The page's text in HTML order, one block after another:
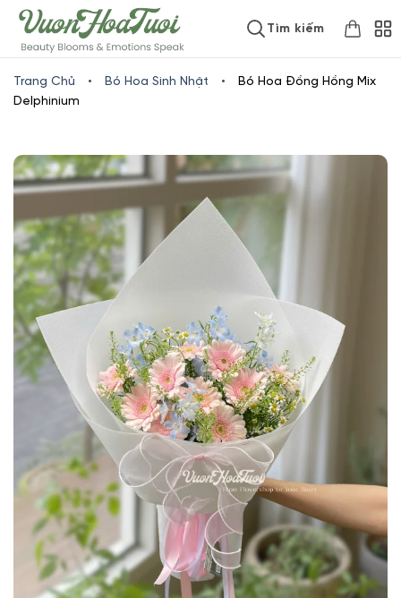
www.vuonhoatuoi.vnSkip
to
content
Tìm kiếm
Trang Chủ • Bó Hoa Sinh Nhật •
Bó Hoa Đồng Hồng Mix
Delphinium